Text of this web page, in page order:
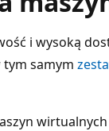
i wysoką
samym